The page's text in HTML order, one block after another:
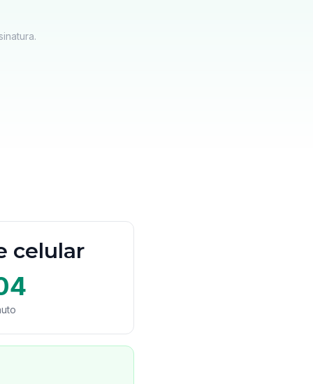
celular